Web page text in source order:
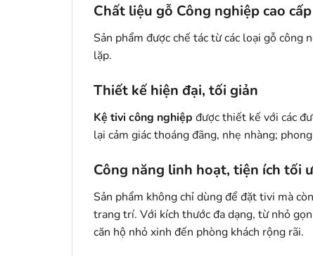
Chất liệu gỗ Công nghiệp cao cấp
Sản phẩm được chế tác từ các loại gỗ công
lặp.
Thiết kế hiện đại, tối giản
Kệ tivi công nghiệp được thiết kế với các
lại cảm giác thoáng đãng, nhẹ nhàng;
Công năng linh hoạt, tiện ích tối
Sản phẩm không chỉ dùng để đặt tivi mà
trang trí. Với kích thước đa dạng, từ nhỏ
căn hộ nhỏ xinh đến phòng khách rộng rãi.